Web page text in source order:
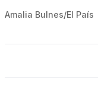
Amalia Bulnes/El País